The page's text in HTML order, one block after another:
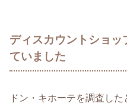
ディスカウントショッ
ていました
ドン・キホーテを調査し